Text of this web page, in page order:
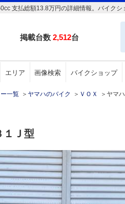
支払総額13.8万円の詳細情報。バイクシ
掲載台数 2,512台
エリア 画像検索 バイクショップ
一覧 ＞ ヤマハのバイク ＞ ＶＯＸ ＞ ヤマ
Ｊ型